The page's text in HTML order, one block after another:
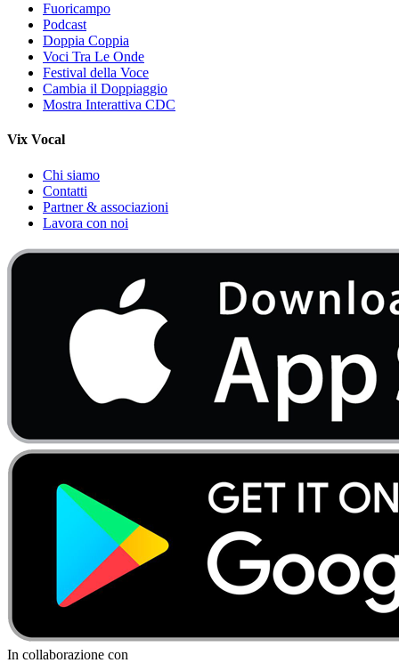
Fuoricampo
Podcast
Doppia Coppia
Voci Tra Le Onde
Festival della Voce
Cambia il Doppiaggio
Mostra Interattiva CDC
Vix Vocal
Chi siamo
Contatti
Partner & associazioni
Lavora con noi
In collaborazione con